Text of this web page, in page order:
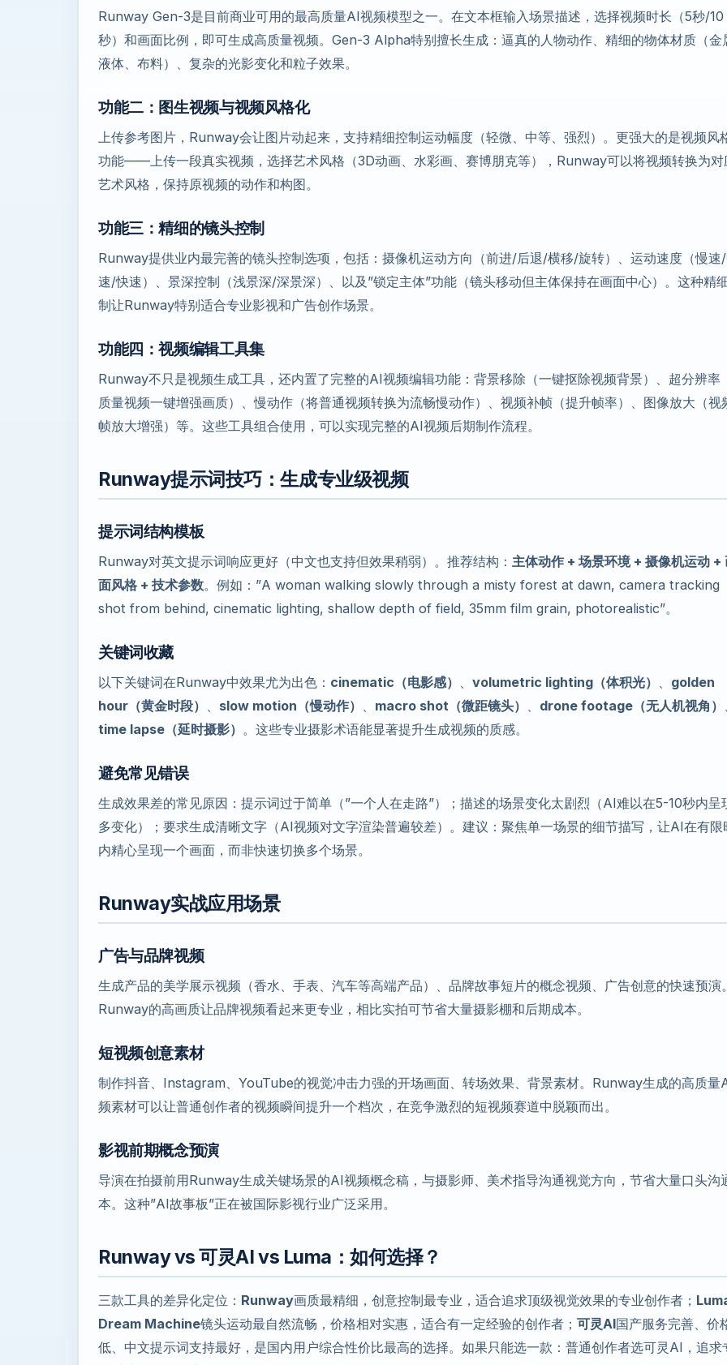
Runway Gen-3是目前商业可用的最高质量AI视频模型之一。在文本框输入场景描述，选择视频时长（5秒/10
秒）和画面比例，即可生成高质量视频。Gen-3 Alpha特别擅长生成：逼真的人物动作、精细的物体材质（金
液体、布料）、复杂的光影变化和粒子效果。
功能二：图生视频与视频风格化
上传参考图片，Runway会让图片动起来，支持精细控制运动幅度（轻微、中等、强烈）。更强大的是视频风
功能——上传一段真实视频，选择艺术风格（3D动画、水彩画、赛博朋克等），Runway可以将视频转换为对
艺术风格，保持原视频的动作和构图。
功能三：精细的镜头控制
Runway提供业内最完善的镜头控制选项，包括：摄像机运动方向（前进/后退/横移/旋转）、运动速度（慢速
速/快速）、景深控制（浅景深/深景深）、以及”锁定主体”功能（镜头移动但主体保持在画面中心）。这种精
制让Runway特别适合专业影视和广告创作场景。
功能四：视频编辑工具集
Runway不只是视频生成工具，还内置了完整的AI视频编辑功能：背景移除（一键抠除视频背景）、超分辨率
质量视频一键增强画质）、慢动作（将普通视频转换为流畅慢动作）、视频补帧（提升帧率）、图像放大（视
帧放大增强）等。这些工具组合使用，可以实现完整的AI视频后期制作流程。
Runway提示词技巧：生成专业级视频
提示词结构模板
Runway对英文提示词响应更好（中文也支持但效果稍弱）。推荐结构： 主体动作 + 场景环境 + 摄像机运动 +
面风格 + 技术参数。例如：”A woman walking slowly through a misty forest at dawn, camera tracking
shot from behind, cinematic lighting, shallow depth of field, 35mm film grain, photorealistic”。
关键词收藏
以下关键词在Runway中效果尤为出色： cinematic（电影感） volumetric lighting（体积光）
golden
hour（黄金时段）
slow motion（慢动作） macro shot（微距镜头） drone footage（无人机视角）
time lapse（延时摄影） 。这些专业摄影术语能显著提升生成视频的质感。
避免常见错误
生成效果差的常见原因：提示词过于简单（”一个人在走路”）；描述的场景变化太剧烈（AI难以在5-10秒内呈
多变化）；要求生成清晰文字（AI视频对文字渲染普遍较差）。建议：聚焦单一场景的细节描写，让AI在有限
内精心呈现一个画面，而非快速切换多个场景。
Runway实战应用场景
广告与品牌视频
生成产品的美学展示视频（香水、手表、汽车等高端产品）、品牌故事短片的概念视频、广告创意的快速预演
Runway的高画质让品牌视频看起来更专业，相比实拍可节省大量摄影棚和后期成本。
短视频创意素材
制作抖音、Instagram、YouTube的视觉冲击力强的开场画面、转场效果、背景素材。Runway生成的高质量
频素材可以让普通创作者的视频瞬间提升一个档次，在竞争激烈的短视频赛道中脱颖而出。
影视前期概念预演
导演在拍摄前用Runway生成关键场景的AI视频概念稿，与摄影师、美术指导沟通视觉方向，节省大量口头沟
本。这种”AI故事板”正在被国际影视行业广泛采用。
Runway vs 可灵AI vs Luma：如何选择？
三款工具的差异化定位： Runway画质最精细，创意控制最专业，适合追求顶级视觉效果的专业创作者；
Dream Machine镜头运动最自然流畅，价格相对实惠，适合有一定经验的创作者； 可灵AI国产服务完善、价
低、中文提示词支持最好，是国内用户综合性价比最高的选择。如果只能选一款：普通创作者选可灵AI，追求